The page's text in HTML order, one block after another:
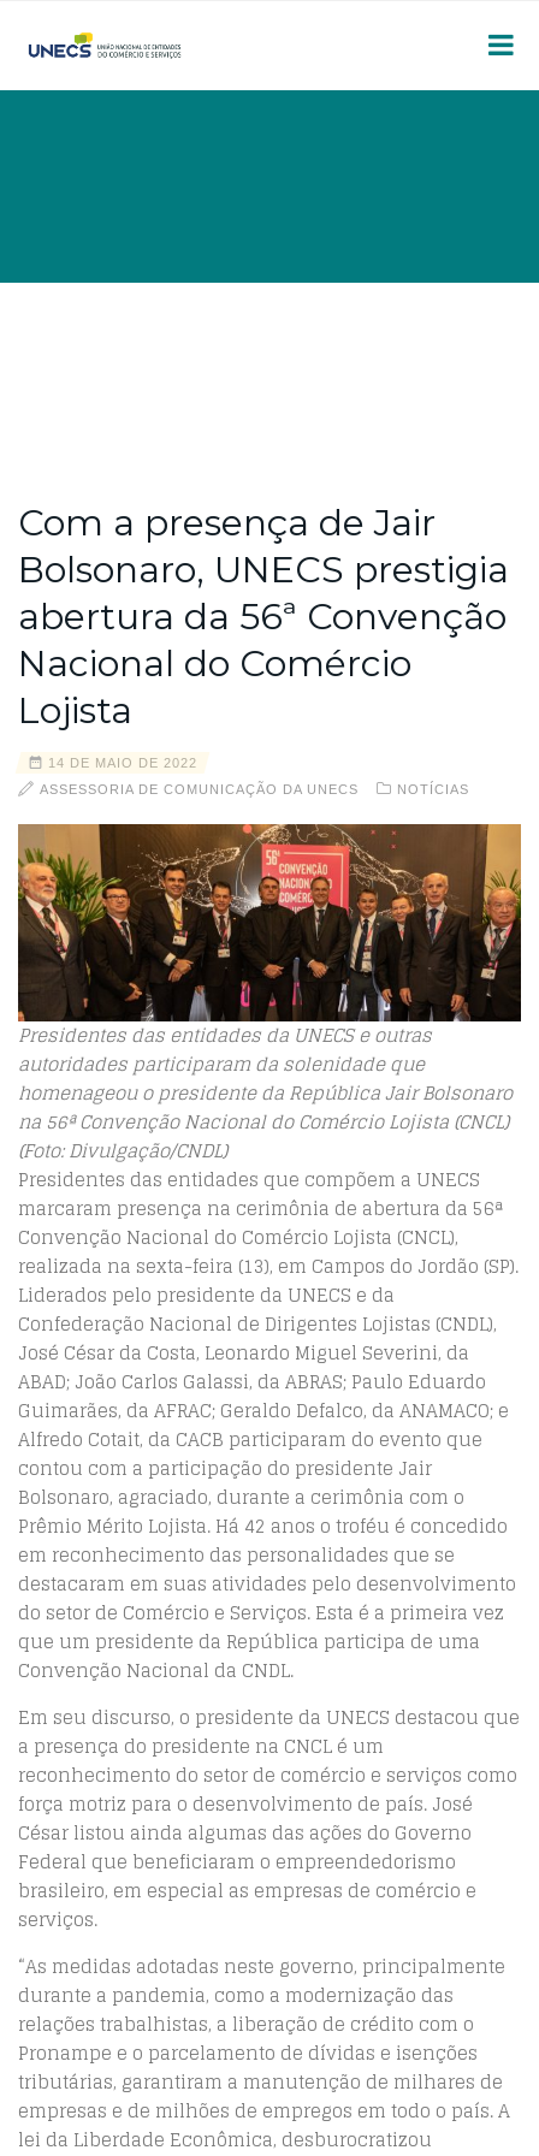
Com a presença de Jair
Bolsonaro, UNECS prestigia
abertura da 56ª Convenção
Nacional do Comércio
Lojista
14 DE MAIO DE 2022
ASSESSORIA DE COMUNICAÇÃO DA UNECS
NOTÍCIAS
Presidentes das entidades da UNECS e outras
autoridades participaram da solenidade que
homenageou o presidente da República Jair Bolsonaro
na 56ª Convenção Nacional do Comércio Lojista (CNCL)
(Foto: Divulgação/CNDL)
Presidentes das entidades que compõem a UNECS
marcaram presença na cerimônia de abertura da 56ª
Convenção Nacional do Comércio Lojista (CNCL),
realizada na sexta-feira (13), em Campos do Jordão (SP).
Liderados pelo presidente da UNECS e da
Confederação Nacional de Dirigentes Lojistas (CNDL),
José César da Costa, Leonardo Miguel Severini, da
ABAD; João Carlos Galassi, da ABRAS; Paulo Eduardo
Guimarães, da AFRAC; Geraldo Defalco, da ANAMACO; e
Alfredo Cotait, da CACB participaram do evento que
contou com a participação do presidente Jair
Bolsonaro, agraciado, durante a cerimônia com o
Prêmio Mérito Lojista. Há 42 anos o troféu é concedido
em reconhecimento das personalidades que se
destacaram em suas atividades pelo desenvolvimento
do setor de Comércio e Serviços. Esta é a primeira vez
que um presidente da República participa de uma
Convenção Nacional da CNDL.
Em seu discurso, o presidente da UNECS destacou que
a presença do presidente na CNCL é um
reconhecimento do setor de comércio e serviços como
força motriz para o desenvolvimento de país. José
César listou ainda algumas das ações do Governo
Federal que beneficiaram o empreendedorismo
brasileiro, em especial as empresas de comércio e
serviços.
“As medidas adotadas neste governo, principalmente
durante a pandemia, como a modernização das
relações trabalhistas, a liberação de crédito com o
Pronampe e o parcelamento de dívidas e isenções
tributárias, garantiram a manutenção de milhares de
empresas e de milhões de empregos em todo o país. A
lei da Liberdade Econômica, desburocratizou